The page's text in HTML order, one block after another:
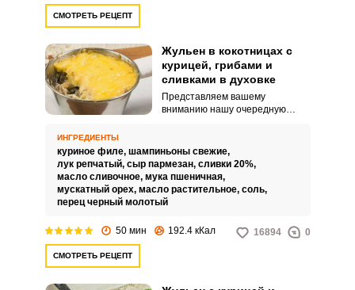
СМОТРЕТЬ РЕЦЕПТ
Жульен в кокотницах с
курицей, грибами и
сливками в духовке
Представляем вашему
вниманию нашу очередную
грибами и сливками в духовке.
Он готовится в несколько
этапов: поджариваем куриное
филе, обжариваем овощи,
готовим сливочный соус.
ИНГРЕДИЕНТЫ
куриное филе, шампиньоны свежие,
лук репчатый, сыр пармезан, сливки 20%,
масло сливочное, мука пшеничная,
мускатный орех, масло растительное, соль,
перец черный молотый
50 мин 192.4 кКал 16894 0
СМОТРЕТЬ РЕЦЕПТ